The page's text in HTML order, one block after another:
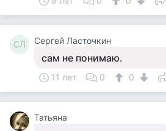
СЛ Сергей Ласточкин
сам не понимаю.
11 лет 0 0
Татьяна